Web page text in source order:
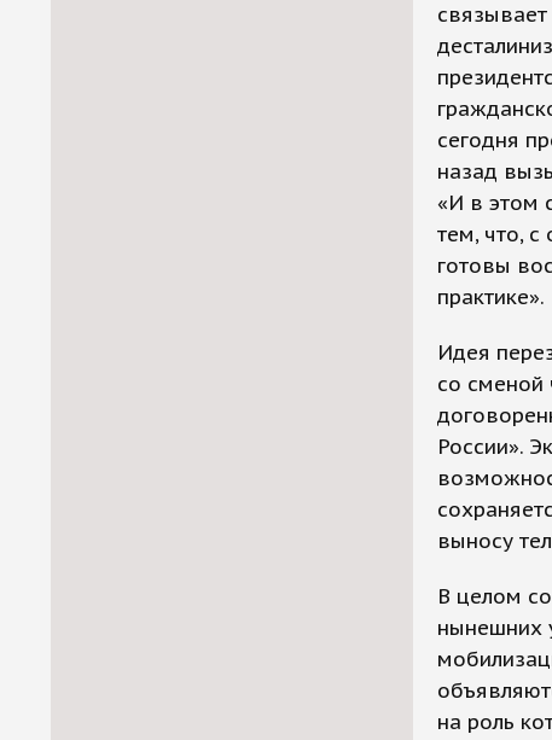
сегодня
назад
«И в этом
тем, что,
готовы
практике».
Идея
со сменой
России».
выносу
В целом
нынешних
на роль